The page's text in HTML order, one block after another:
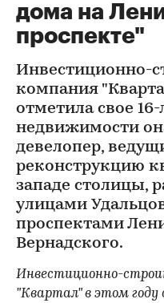
дома на
проспекте"
Инвестиционно-
компания
отметила свое
недвижимости
девелопер,
реконструкцию
западе столицы,
улицами
проспектами
Вернадского.
Инвестиционно-
"Квартал" в этом